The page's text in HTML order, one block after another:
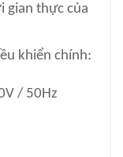
gian thực của
khiển chính:
/ 50Hz